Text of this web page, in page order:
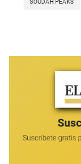
SOUDAH PEAKS